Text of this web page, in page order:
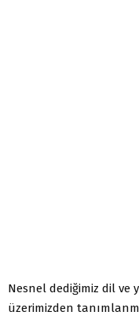
Nesnel dediğimiz dil ve
üzerimizden